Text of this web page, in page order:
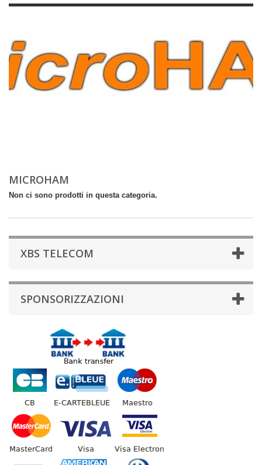
MICROHAM
Non ci sono prodotti in questa categoria.
XBS TELECOM
SPONSORIZZAZIONI